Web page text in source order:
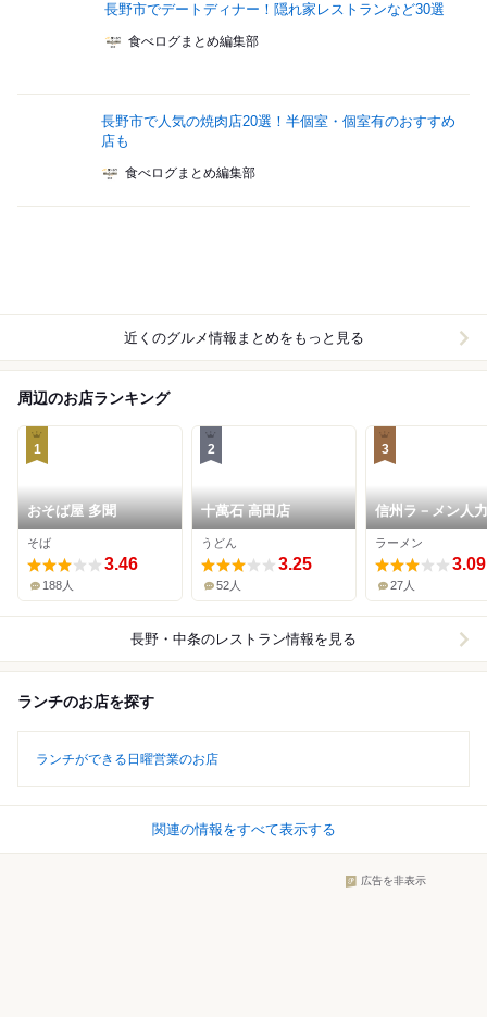
長野市でデートディナー！隠れ家レストランなど30選
食べログまとめ編集部
長野市で人気の焼肉店20選！半個室・個室有のおすすめ
店も
食べログまとめ編集部
近くのグルメ情報まとめをもっと見る
周辺のお店ランキング
1
おそば屋 多聞
そば
3.46
188人
2
十萬石 高田店
うどん
3.25
52人
3
信州ラ－メン人
高田店
ラーメン
3.09
27人
長野・中条のレストラン情報を見る
ランチのお店を探す
ランチができる日曜営業のお店
関連の情報をすべて表示する
広告を非表示